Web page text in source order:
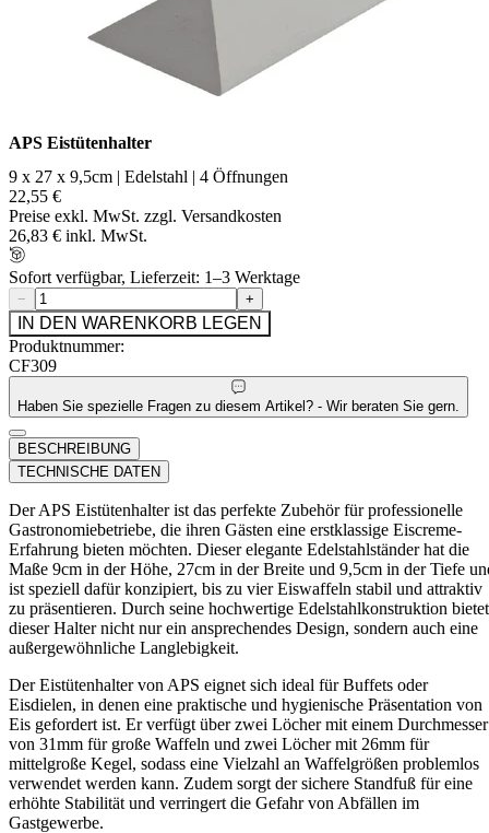
APS Eistütenhalter
9 x 27 x 9,5cm | Edelstahl | 4 Öffnungen
22,55 €
Preise exkl. MwSt. zzgl. Versandkosten
26,83 € inkl. MwSt.
Sofort verfügbar, Lieferzeit: 1–3 Werktage
− +
IN DEN WARENKORB LEGEN
Produktnummer:
CF309
Haben Sie spezielle Fragen zu diesem Artikel? - Wir beraten Sie gern.
BESCHREIBUNG
TECHNISCHE DATEN
Der APS Eistütenhalter ist das perfekte Zubehör für professionelle
Gastronomiebetriebe, die ihren Gästen eine erstklassige Eiscreme-
Erfahrung bieten möchten. Dieser elegante Edelstahlständer hat die
Maße 9cm in der Höhe, 27cm in der Breite und 9,5cm in der Tiefe
ist speziell dafür konzipiert, bis zu vier Eiswaffeln stabil und attraktiv
zu präsentieren. Durch seine hochwertige Edelstahlkonstruktion bietet
dieser Halter nicht nur ein ansprechendes Design, sondern auch eine
außergewöhnliche Langlebigkeit.
Der Eistütenhalter von APS eignet sich ideal für Buffets oder
Eisdielen, in denen eine praktische und hygienische Präsentation von
Eis gefordert ist. Er verfügt über zwei Löcher mit einem Durchmesser
von 31mm für große Waffeln und zwei Löcher mit 26mm für
mittelgroße Kegel, sodass eine Vielzahl an Waffelgrößen problemlos
verwendet werden kann. Zudem sorgt der sichere Standfuß für eine
erhöhte Stabilität und verringert die Gefahr von Abfällen im
Gastgewerbe.